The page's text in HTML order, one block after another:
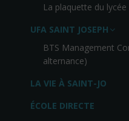
La plaquette du lycée
UFA SAINT JOSEPH
BTS Management
alternance)
LA VIE À SAINT-JO
ÉCOLE DIRECTE